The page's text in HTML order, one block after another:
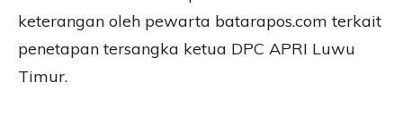
keterangan oleh pewarta batarapos.com terkait
penetapan tersangka ketua DPC APRI Luwu
Timur.